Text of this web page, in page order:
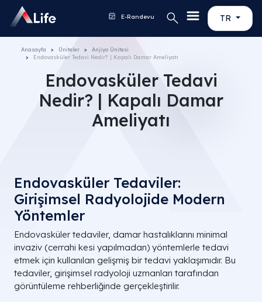
TR
E-Randevu
Anasayfa Üniteler
Anjiyo Ünitesi
Endovasküler Tedavi Nedir? | Kapalı Damar Ameliyatı
Endovasküler Tedavi
Nedir? | Kapalı Damar
Ameliyatı
Endovasküler Tedaviler:
Girişimsel Radyolojide Modern
Yöntemler
Endovasküler tedaviler, damar hastalıklarını minimal
invaziv (cerrahi kesi yapılmadan) yöntemlerle tedavi
etmek için kullanılan gelişmiş bir tedavi yaklaşımıdır. Bu
tedaviler, girişimsel radyoloji uzmanları tarafından
görüntüleme rehberliğinde gerçekleştirilir.